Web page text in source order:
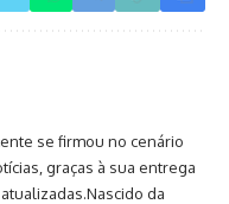
se firmou no cenário
graças à sua entrega
da